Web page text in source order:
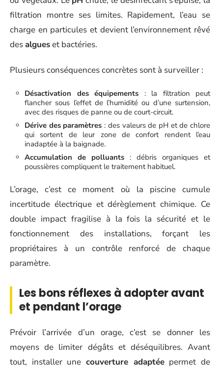
filtration montre ses limites. Rapidement, l’eau se
charge en particules et devient l’environnement rêvé
desalgueset bactéries.
Plusieurs conséquences concrètes sont à surveiller :
Désactivation des équipements : la filtration peut
flancher sous l’effet de l’humidité ou d’une surtension,
avec des risques de panne ou de court-circuit.
Dérive des paramètres : des valeurs de pH et de chlore
qui sortent de leur zone de confort rendent l’eau
inadaptée à la baignade.
Accumulation de polluants : débris organiques et
poussières compliquent le traitement habituel.
L’orage, c’est ce moment où la piscine cumule
incertitude électrique et dérèglement chimique. Ce
double impact fragilise à la fois la sécurité et le
fonctionnement des installations, forçant les
propriétaires à un contrôle renforcé de chaque
paramètre.
Les bons réflexes à adopter avant
et pendant l’orage
Prévoir l’arrivée d’un orage, c’est se donner les
moyens de limiter dégâts et déséquilibres. Avant
tout, installer une couverture adaptéepermet de